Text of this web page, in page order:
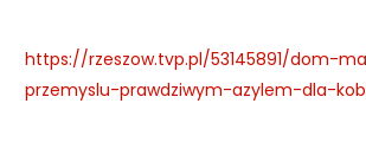
https://rzeszow.tvp.pl/53145891/dom-
przemyslu-prawdziwym-azylem-dla-